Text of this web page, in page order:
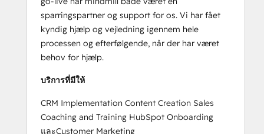
sparringspartner og support for os. Vi har fået
kyndig hjælp og vejledning igennem hele
processen og efterfølgende, når der har været
behov for hjælp.
บริการที่มีให้
CRM Implementation Content Creation Sales
Coaching and Training HubSpot Onboarding
และCustomer Marketing